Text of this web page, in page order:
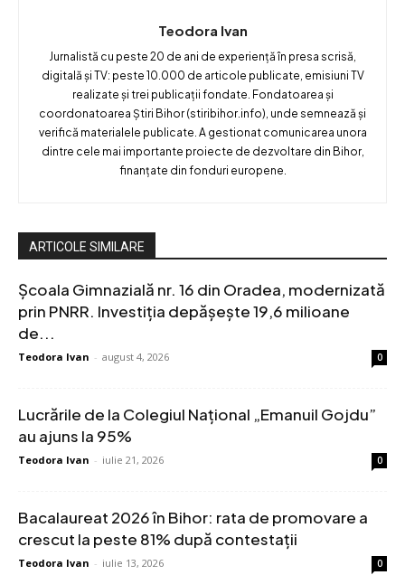
Teodora Ivan
Jurnalistă cu peste 20 de ani de experiență în presa scrisă,
digitală și TV: peste 10.000 de articole publicate, emisiuni TV
realizate și trei publicații fondate. Fondatoarea și
coordonatoarea Știri Bihor (stiribihor.info), unde semnează și
verifică materialele publicate. A gestionat comunicarea unora
dintre cele mai importante proiecte de dezvoltare din Bihor,
finanțate din fonduri europene.
ARTICOLE SIMILARE
Școala Gimnazială nr. 16 din Oradea, modernizată
prin PNRR. Investiția depășește 19,6 milioane
de...
Teodora Ivan - august 4, 2026 0
Lucrările de la Colegiul Național „Emanuil Gojdu”
au ajuns la 95%
Teodora Ivan - iulie 21, 2026 0
Bacalaureat 2026 în Bihor: rata de promovare a
crescut la peste 81% după contestații
Teodora Ivan - iulie 13, 2026 0